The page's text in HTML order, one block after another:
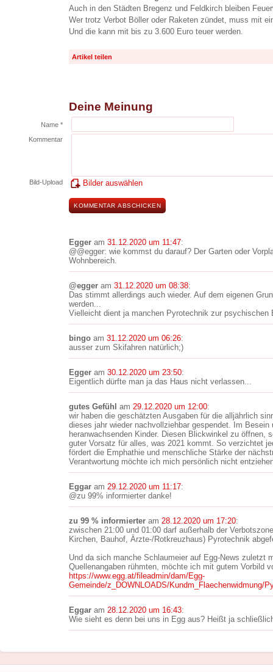
Auch in den Städten Bregenz und Feldkirch bleiben
Wer trotz Verbot Böller oder Raketen zündet, muss mit
Und die kann mit bis zu 3.600 Euro teuer werden.
Artikel teilen
Deine Meinung
Name *
Kommentar
Bild-Upload Bilder auswählen
Egger am 31.12.2020 um 11:47:
@@egger: wie kommst du darauf? Der Garten oder
Wohnbereich.
@egger am 31.12.2020 um 08:38:
Das stimmt allerdings auch wieder. Auf dem eigenen
werden...
Vielleicht dient ja manchen Pyrotechnik zur psychischen
bingo am 31.12.2020 um 06:26:
ausser zum Skifahren natürlich;)
Egger am 30.12.2020 um 23:50:
Eigentlich dürfte man ja das Haus nicht verlassen...
gutes Gefühl am 29.12.2020 um 12:00:
wir haben die geschätzten Ausgaben für die alljährlich
dieses jahr wieder nachvollziehbar gespendet. Im Besein
heranwachsenden Kinder. Diesen Blickwinkel zu öffnen,
guter Vorsatz für alles, was 2021 kommt. So verzichtet
fördert die Emphathie und menschliche Stärke der
Verantwortung möchte ich mich persönlich nicht
Eggar am 29.12.2020 um 11:17:
@zu 99% informierter danke!
zu 99 % informierter am 28.12.2020 um 17:20:
zwischen 21:00 und 01:00 darf außerhalb der
Kirchen, Bauhof, Ärzte-/Rotkreuzhaus) Pyrotechnik
Und da sich manche Schlaumeier auf Egg-News zuletzt
Quellenangaben rühmten, möchte ich mit gutem Vorbild
https://www.egg.at/fileadmin/dam/Egg-
Gemeinde/z_DOWNLOADS/Kundm_Flaechenwidmung/
Eggar am 28.12.2020 um 16:43:
Wie sieht es denn bei uns in Egg aus? Heißt ja